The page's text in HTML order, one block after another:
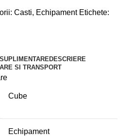
Casti, Echipament Etichete:
DESCRIERE
SI TRANSPORT
Cube
Echipament